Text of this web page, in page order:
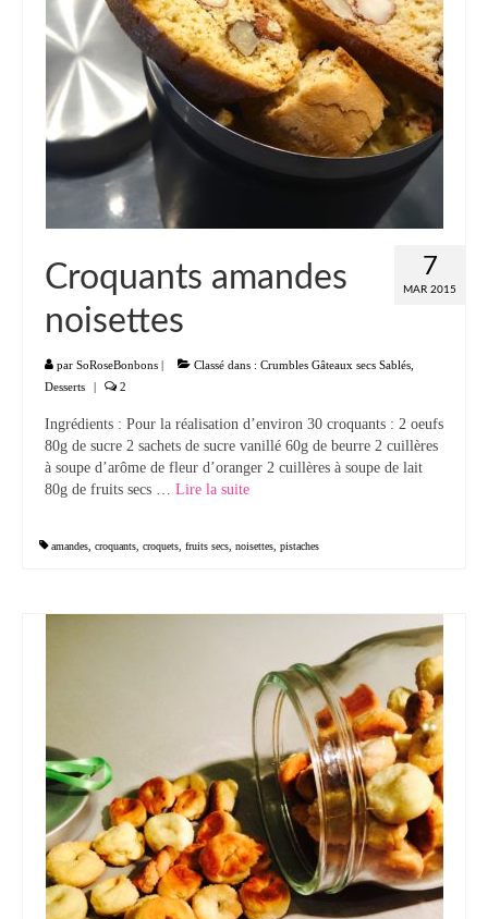
7
MAR 2015
Croquants amandes
noisettes
par SoRoseBonbons | Classé dans : Crumbles Gâteaux secs Sablés
Desserts
| 2
Ingrédients : Pour la réalisation d’environ 30 croquants : 2 oeufs
80g de sucre 2 sachets de sucre vanillé 60g de beurre 2 cuillères
à soupe d’arôme de fleur d’oranger 2 cuillères à soupe de lait
80g de fruits secs … Lire la suite­­
amandes croquants croquets fruits secs noisettes pistaches